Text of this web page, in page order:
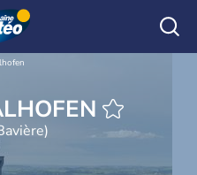
THALHOFEN